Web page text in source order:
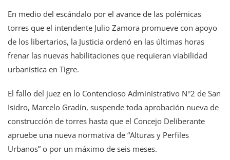
En medio del escándalo por el avance de las polémicas
torres que el intendente Julio Zamora promueve con apoyo
de los libertarios, la Justicia ordenó en las últimas horas
frenar las nuevas habilitaciones que requieran viabilidad
urbanística en Tigre.
El fallo del juez en lo Contencioso Administrativo N°2 de San
Isidro, Marcelo Gradín, suspende toda aprobación nueva de
construcción de torres hasta que el Concejo Deliberante
apruebe una nueva normativa de “Alturas y Perfiles
Urbanos” o por un máximo de seis meses.